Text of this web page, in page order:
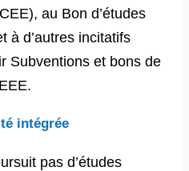
au Bon d’études
à d’autres incitatifs
Subventions et bons de
intégrée
pas d’études